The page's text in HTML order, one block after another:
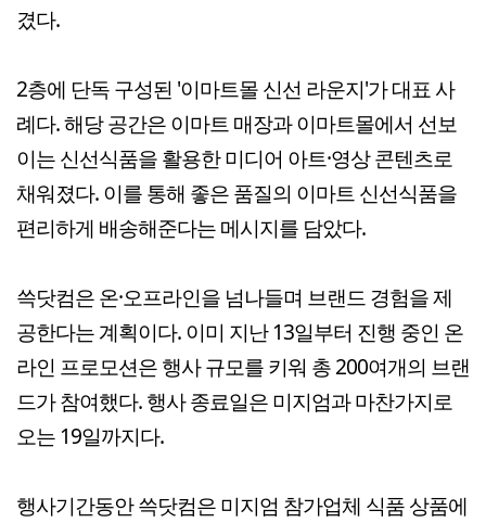
겼다.
2층에 단독 구성된 '이마트몰 신선 라운지'가 대표 사
례다. 해당 공간은 이마트 매장과 이마트몰에서 선보
이는 신선식품을 활용한 미디어 아트·영상 콘텐츠로
채워졌다. 이를 통해 좋은 품질의 이마트 신선식품을
편리하게 배송해준다는 메시지를 담았다.
쓱닷컴은 온·오프라인을 넘나들며 브랜드 경험을 제
공한다는 계획이다. 이미 지난 13일부터 진행 중인 온
라인 프로모션은 행사 규모를 키워 총 200여개의 브랜
드가 참여했다. 행사 종료일은 미지엄과 마찬가지로
오는 19일까지다.
행사기간동안 쓱닷컴은 미지엄 참가업체 식품 상품에